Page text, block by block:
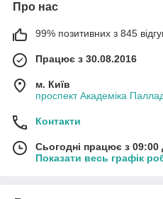
Про нас
99% позитивних з 845
Працює з 30.08.2016
м. Київ
проспект Академіка
Контакти
Сьогодні працює з 09:00
Показати весь графік